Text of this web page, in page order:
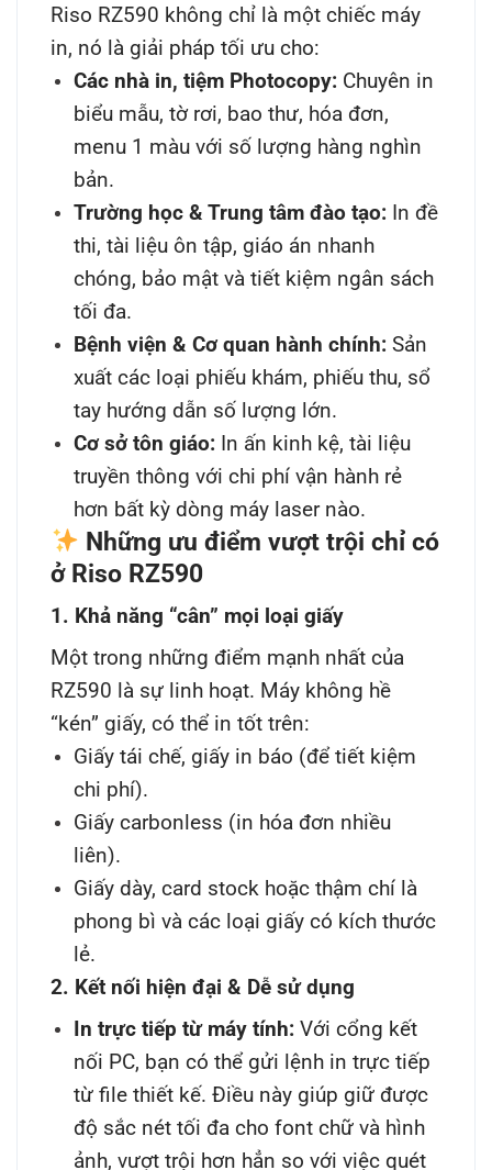
Riso RZ590 không chỉ là một chiếc máy
in, nó là giải pháp tối ưu cho:
Các nhà in, tiệm Photocopy: Chuyên in
biểu mẫu, tờ rơi, bao thư, hóa đơn,
menu 1 màu với số lượng hàng nghìn
bản.
Trường học & Trung tâm đào tạo: In đề
thi, tài liệu ôn tập, giáo án nhanh
chóng, bảo mật và tiết kiệm ngân sách
tối đa.
Bệnh viện & Cơ quan hành chính: Sản
xuất các loại phiếu khám, phiếu thu, sổ
tay hướng dẫn số lượng lớn.
Cơ sở tôn giáo: In ấn kinh kệ, tài liệu
truyền thông với chi phí vận hành rẻ
hơn bất kỳ dòng máy laser nào.
Những ưu điểm vượt trội chỉ có
ở Riso RZ590
1. Khả năng “cân” mọi loại giấy
Một trong những điểm mạnh nhất của
RZ590 là sự linh hoạt. Máy không hề
“kén” giấy, có thể in tốt trên:
Giấy tái chế, giấy in báo (để tiết kiệm
chi phí).
Giấy carbonless (in hóa đơn nhiều
liên).
Giấy dày, card stock hoặc thậm chí là
phong bì và các loại giấy có kích thước
lẻ.
2. Kết nối hiện đại & Dễ sử dụng
In trực tiếp từ máy tính: Với cổng kết
nối PC, bạn có thể gửi lệnh in trực tiếp
từ file thiết kế. Điều này giúp giữ được
độ sắc nét tối đa cho font chữ và hình
ảnh, vượt trội hơn hẳn so với việc quét